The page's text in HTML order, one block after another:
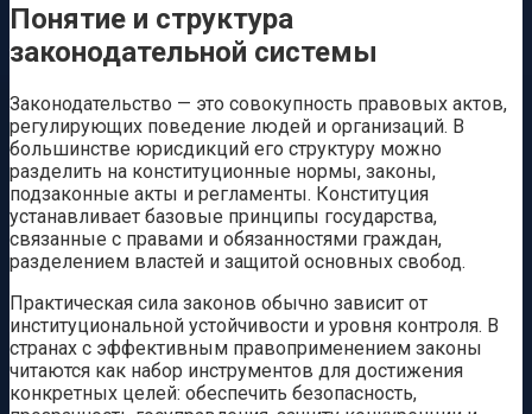
Понятие и структура
законодательной системы
Законодательство — это совокупность правовых актов,
регулирующих поведение людей и организаций. В
большинстве юрисдикций его структуру можно
разделить на конституционные нормы, законы,
подзаконные акты и регламенты. Конституция
устанавливает базовые принципы государства,
связанные с правами и обязанностями граждан,
разделением властей и защитой основных свобод.
Практическая сила законов обычно зависит от
институциональной устойчивости и уровня контроля. В
странах с эффективным правоприменением законы
читаются как набор инструментов для достижения
конкретных целей: обеспечить безопасность,